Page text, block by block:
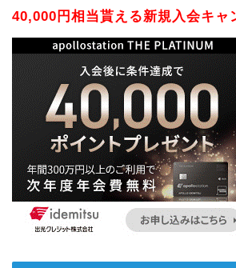
40,000円相当貰える新規入会キャ